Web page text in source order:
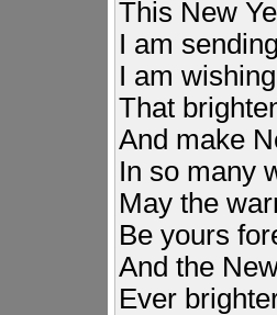
This New
I am
I am
That
And make
In so many
May the
Be yours
And the
Ever